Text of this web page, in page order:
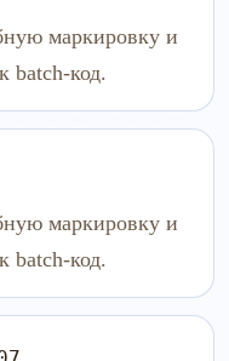
маркировку и
batch-код.
маркировку и
batch-код.